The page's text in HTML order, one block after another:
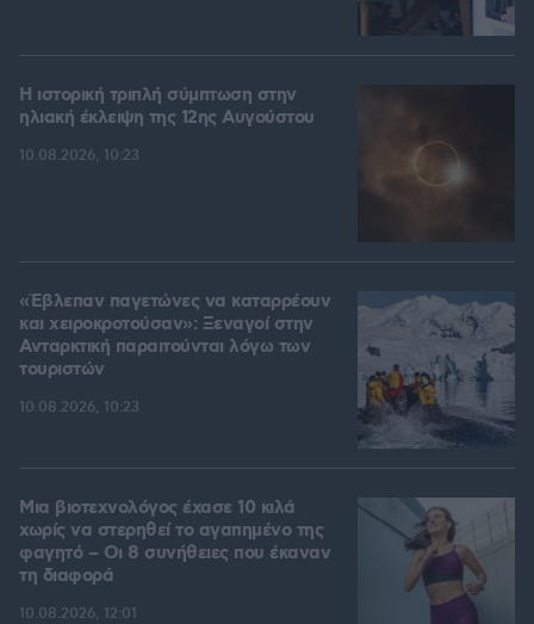
Η ιστορική τριπλή σύμπτωση στην
ηλιακή έκλειψη της 12ης Αυγούστου
10.08.2026, 10:23
«Έβλεπαν παγετώνες να καταρρέουν
και χειροκροτούσαν»: Ξεναγοί στην
Ανταρκτική παραιτούνται λόγω των
τουριστών
10.08.2026, 10:23
Μια βιοτεχνολόγος έχασε 10 κιλά
χωρίς να στερηθεί το αγαπημένο της
φαγητό – Οι 8 συνήθειες που έκαναν
τη διαφορά
10.08.2026, 12:01